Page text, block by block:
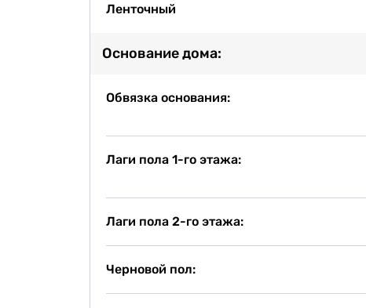
Ленточный
Основание дома:
Обвязка основания:
Лаги пола 1-го этажа:
Лаги пола 2-го этажа:
Черновой пол: